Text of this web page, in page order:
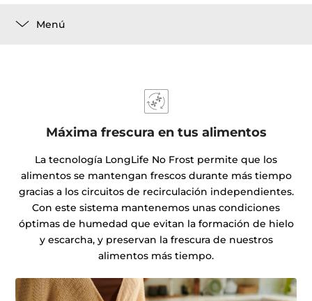
Menú
Máxima frescura en tus alimentos
La tecnología LongLife No Frost permite que los
alimentos se mantengan frescos durante más tiempo
gracias a los circuitos de recirculación independientes.
Con este sistema mantenemos unas condiciones
óptimas de humedad que evitan la formación de hielo
y escarcha, y preservan la frescura de nuestros
alimentos más tiempo.